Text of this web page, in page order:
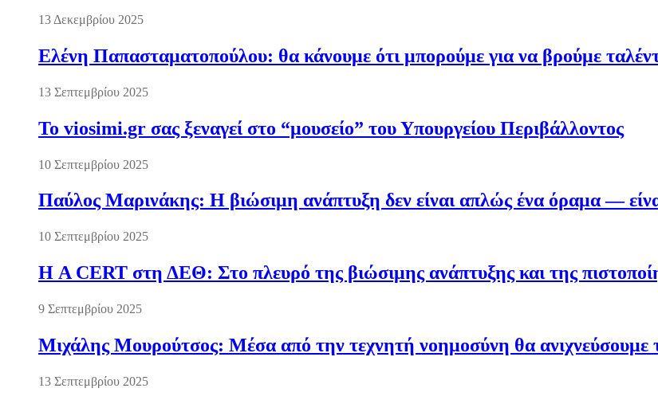
13 Δεκεμβρίου 2025
Ελένη Παπασταματοπούλου: θα κάνουμε ότι μπορούμε για να βρούμε
13 Σεπτεμβρίου 2025
Το viosimi.gr σας ξεναγεί στο “μουσείο” του Υπουργείου Περιβάλλοντος
10 Σεπτεμβρίου 2025
Παύλος Μαρινάκης: Η βιώσιμη ανάπτυξη δεν είναι απλώς ένα όραμα —
10 Σεπτεμβρίου 2025
Η A CERT στη ΔΕΘ: Στο πλευρό της βιώσιμης ανάπτυξης και της
9 Σεπτεμβρίου 2025
Μιχάλης Μουρούτσος: Μέσα από την τεχνητή νοημοσύνη θα ανιχνεύσουμε
13 Σεπτεμβρίου 2025